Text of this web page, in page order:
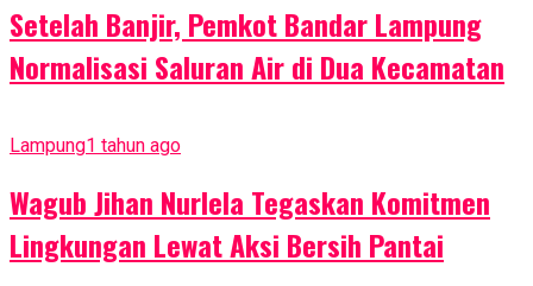
Setelah Banjir, Pemkot Bandar Lampung
Normalisasi Saluran Air di Dua Kecamatan
Lampung1 tahun ago
Wagub Jihan Nurlela Tegaskan Komitmen
Lingkungan Lewat Aksi Bersih Pantai